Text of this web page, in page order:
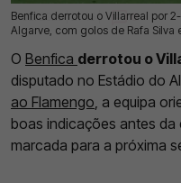
Benfica derrotou o Villarreal por
Algarve, com golos de Rafa Silva
17 Jul 2026 | 21:46 | 0
O Benfica derrotou o
disputado no Estádio do
ao Flamengo , a equipa
boas indicações antes da
marcada para a próxima